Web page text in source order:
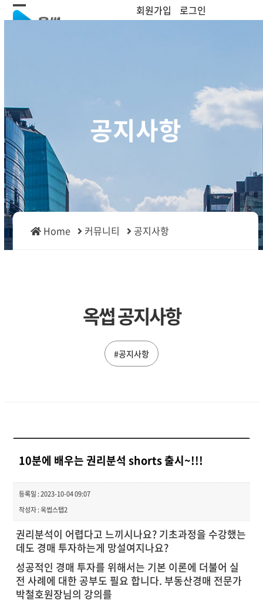
Skip
to
회원가입 로그인
Open
Close
공지사항
Home 커뮤니티 공지사항
옥썹 공지사항
#공지사항
10분에 배우는 권리분석 shorts 출시~!!!
등록일 : 2023-10-04 09:07
작성자 : 옥썹스탭2
권리분석이 어렵다고 느끼시나요? 기초과정을 수강했는
데도 경매 투자하는게 망설여지나요?
성공적인 경매 투자를 위해서는 기본 이론에 더불어 실
전 사례에 대한 공부도 필요 합니다. 부동산경매 전문가
박철호원장님의 강의를